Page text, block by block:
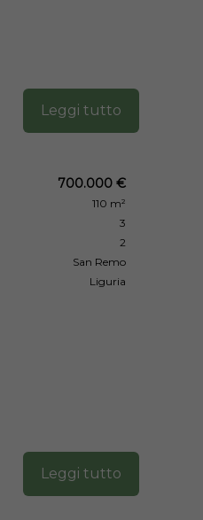
Leggi tutto
700.000 €
110 m²
3
2
San Remo
Liguria
Leggi tutto